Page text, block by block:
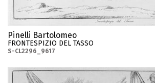
Pinelli Bartolomeo
FRONTESPIZIO DEL TASSO
S-CL2296_9617